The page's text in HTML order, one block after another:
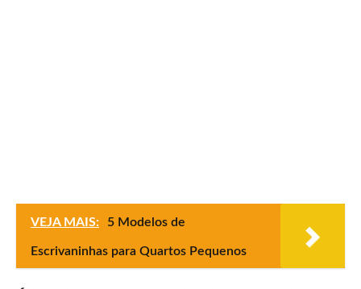
VEJA MAIS: 5 Modelos de
Escrivaninhas para Quartos Pequenos